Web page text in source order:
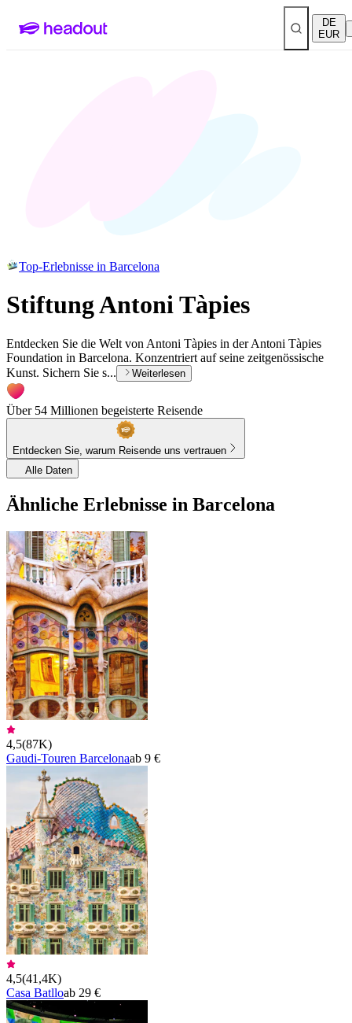
DE
EUR
Top-Erlebnisse in Barcelona
Stiftung Antoni Tàpies
Entdecken Sie die Welt von Antoni Tàpies in der Antoni Tàpies
Foundation in Barcelona. Konzentriert auf seine zeitgenössische
Kunst. Sichern Sie s...
Weiterlesen
Über 54 Millionen begeisterte Reisende
Entdecken Sie, warum Reisende uns vertrauen
Alle Daten
Ähnliche Erlebnisse in Barcelona
4,5(87K)
Gaudi-Touren Barcelonaab 9 €
4,5(41,4K)
Casa Batlloab 29 €